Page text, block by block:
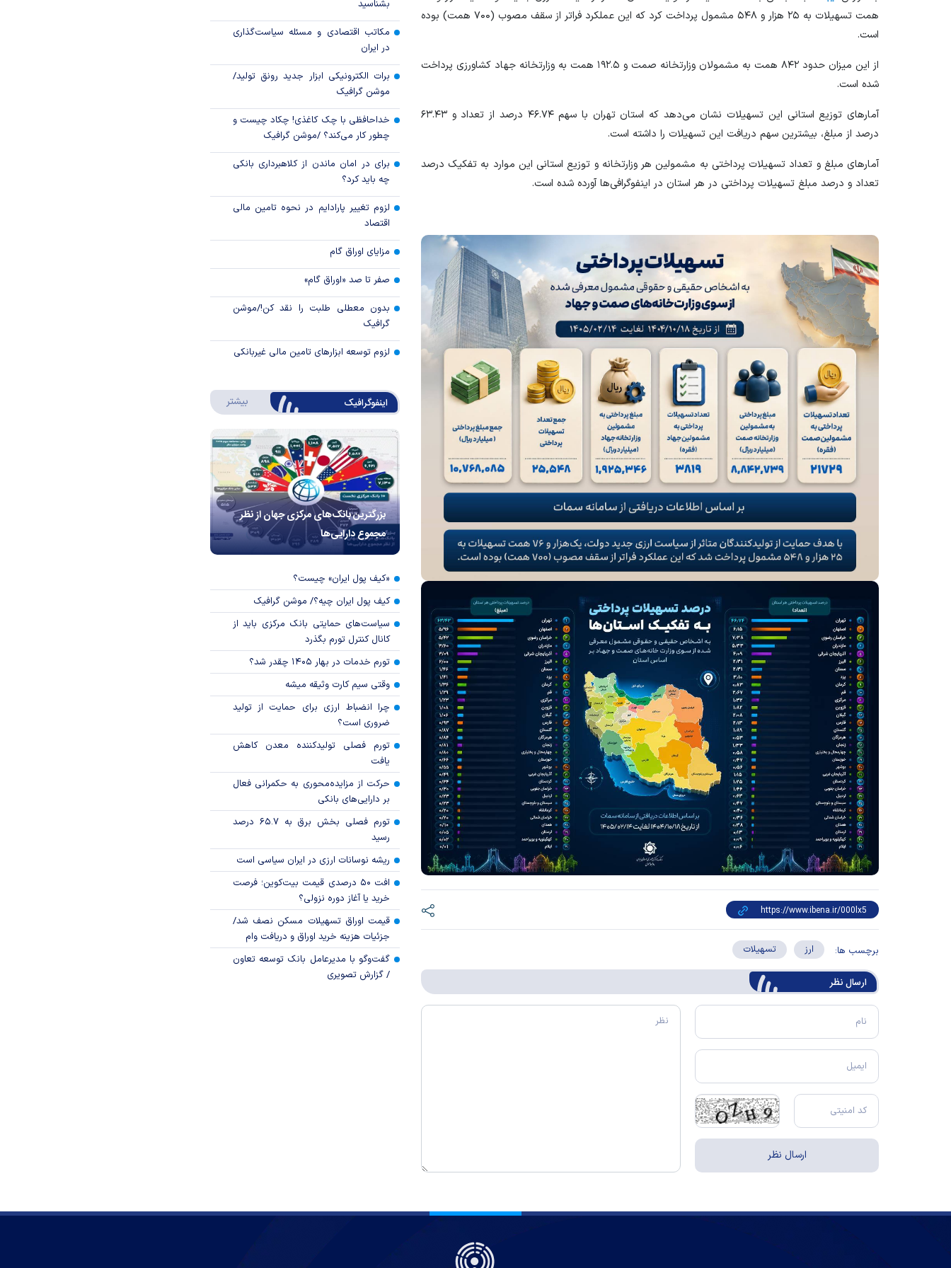
همت تسهیلات به ۲۵ هزار و ۵۴۸ مشمول پرداخت کرد که این عملکرد فراتر از سقف مصوب (۷۰۰ همت) بوده
است.
از این میزان حدود ۸۴۲ همت به مشمولان وزارتخانه صمت و ۱۹۲.۵ همت به وزارتخانه جهاد کشاورزی پرداخت
شده است.
آمار‌های توزیع استانی این تسهیلات نشان می‌دهد که استان تهران با سهم ۴۶.۷۴ درصد از تعداد و ۶۳.۴۳
درصد از مبلغ، بیشترین سهم دریافت این تسهیلات را داشته است.
آمار‌های مبلغ و تعداد تسهیلات پرداختی به مشمولین هر وزارتخانه و توزیع استانی این موارد به تفکیک درصد
تعداد و درصد مبلغ تسهیلات پرداختی در هر استان در اینفوگرافی‌ها آورده شده است.
برچسب ها: ارز تسهیلات
ارسال‌ نظر
شرکت‌های تراستی
مصوبه تسهیلات گمرکی در شرایط
اضطرار تمدید شد
بشناسید
مکاتب اقتصادی و مسئله سیاست‌گذاری
در ایران
برات الکترونیکی ابزار جدید رونق تولید/
موشن گرافیک
خداحافظی با چک کاغذی! چکاد چیست و
چطور کار می‌کند؟ /موشن گرافیک
برای در امان ماندن از کلاهبرداری بانکی
چه باید کرد؟
لزوم تغییر پارادایم در نحوه تامین مالی
اقتصاد
مزایای اوراق گام
صفر تا صد «اوراق گام»
بدون معطلی طلبت را نقد کن!/موشن
گرافیک
لزوم توسعه ابزارهای تامین مالی غیربانکی
اینفوگرافیک بیشتر درباره اینفوگرافیک
بزرگترین بانک‌های مرکزی جهان از نظر
مجموع دارایی‌ها
«کیف پول ایران» چیست؟
کیف پول ایران چیه؟/ موشن گرافیک
سیاست‌های حمایتی بانک مرکزی باید از
کانال کنترل تورم بگذرد
تورم خدمات در بهار ۱۴۰۵ چقدر شد؟
وقتی سیم کارت وثیقه میشه
چرا انضباط ارزی برای حمایت از تولید
ضروری است؟
تورم فصلی تولیدکننده معدن کاهش
یافت
حرکت از مزایده‌محوری به حکمرانی فعال
بر دارایی‌های بانکی
تورم فصلی بخش برق به ۶۵.۷ درصد
رسید
ریشه نوسانات ارزی در ایران سیاسی است
افت ۵۰ درصدی قیمت بیت‌کوین؛ فرصت
خرید یا آغاز دوره نزولی؟
قیمت اوراق تسهیلات مسکن نصف شد/
جزئیات هزینه خرید اوراق و دریافت وام
گفت‌وگو با مدیرعامل بانک توسعه تعاون
/ گزارش تصویری